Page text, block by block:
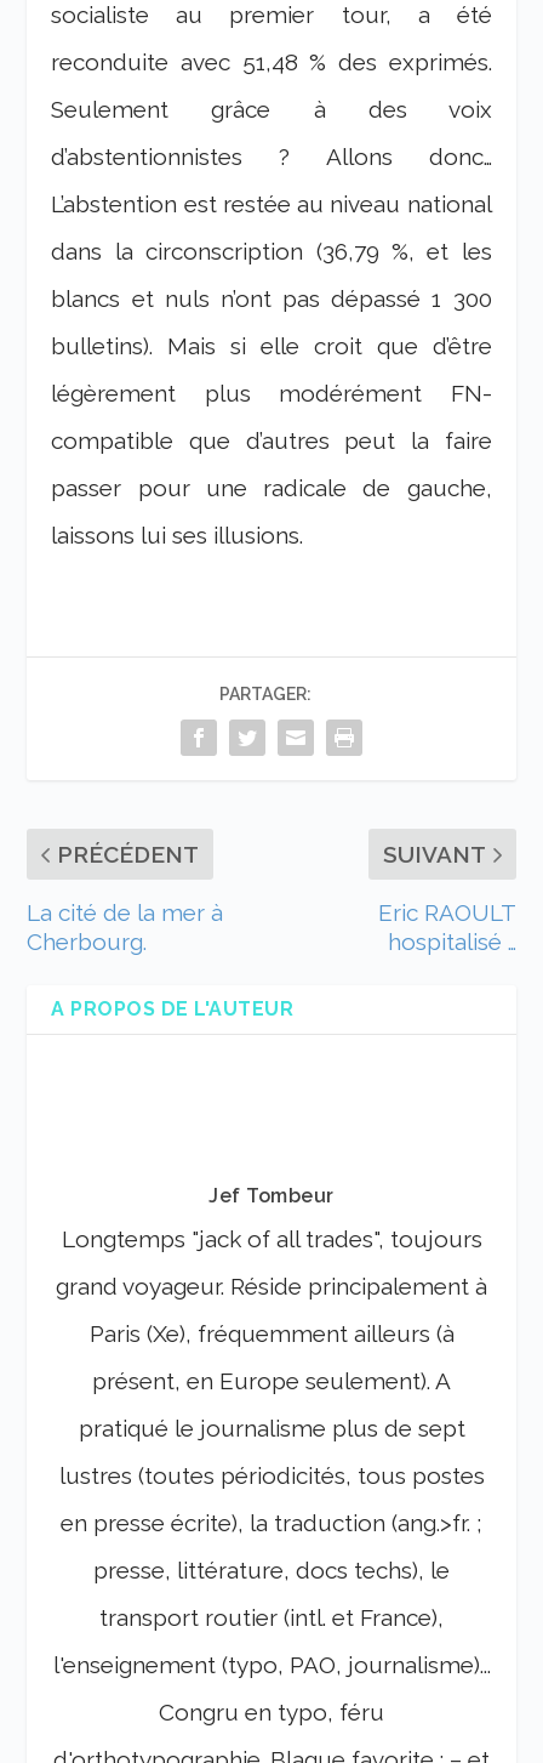
socialiste au premier tour, a été
reconduite avec 51,48 % des exprimés.
Seulement grâce à des voix
d’abstentionnistes ? Allons donc…
L’abstention est restée au niveau national
dans la circonscription (36,79 %, et les
blancs et nuls n’ont pas dépassé 1 300
bulletins). Mais si elle croit que d’être
légèrement plus modérément FN-
compatible que d’autres peut la faire
passer pour une radicale de gauche,
laissons lui ses illusions.
PARTAGER:
PRÉCÉDENT
La cité de la mer à
Cherbourg.
SUIVANT
Eric RAOULT
hospitalisé …
A PROPOS DE L'AUTEUR
Jef Tombeur
Longtemps "jack of all trades", toujours
grand voyageur. Réside principalement à
Paris (Xe), fréquemment ailleurs (à
présent, en Europe seulement). A
pratiqué le journalisme plus de sept
lustres (toutes périodicités, tous postes
en presse écrite), la traduction (ang.>fr. ;
presse, littérature, docs techs), le
transport routier (intl. et France),
l'enseignement (typo, PAO, journalisme)...
Congru en typo, féru